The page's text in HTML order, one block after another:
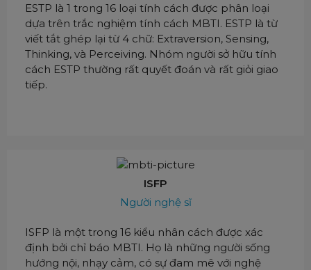
ESTP là 1 trong 16 loại tính cách được phân loại
dựa trên trắc nghiệm tính cách MBTI. ESTP là từ
viết tắt ghép lại từ 4 chữ: Extraversion, Sensing,
Thinking, và Perceiving. Nhóm người sở hữu tính
cách ESTP thường rất quyết đoán và rất giỏi giao
tiếp.
ISFP
Người nghệ sĩ
ISFP là một trong 16 kiểu nhân cách được xác
định bởi chỉ báo MBTI. Họ là những người sống
hướng nội, nhạy cảm, có sự đam mê với nghệ